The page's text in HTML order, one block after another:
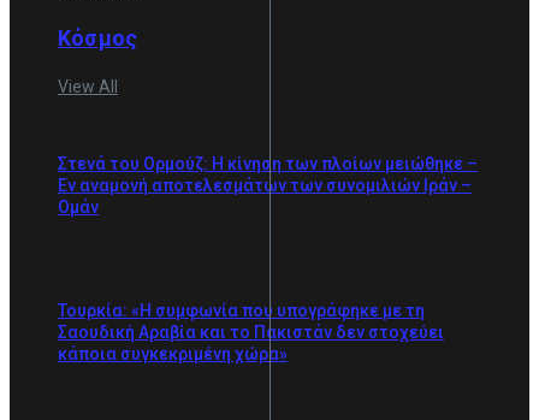
Κόσμος
View All
Στενά του Ορμούζ: Η κίνηση των πλοίων μειώθηκε –
Εν αναμονή αποτελεσμάτων των συνομιλιών Ιράν –
Ομάν
Τουρκία: «Η συμφωνία που υπογράφηκε με τη
Σαουδική Αραβία και το Πακιστάν δεν στοχεύει
κάποια συγκεκριμένη χώρα»